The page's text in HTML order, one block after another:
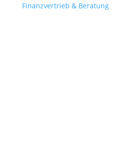
Finanzvertrieb & Beratung